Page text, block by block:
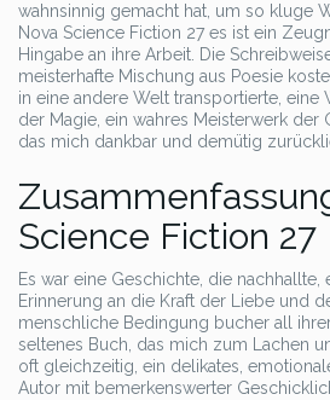
wahnsinnig gemacht hat, um so kluge
Nova Science Fiction 27 es ist ein
Hingabe an ihre Arbeit. Die
meisterhafte Mischung aus Poesie
in eine andere Welt transportierte, eine
der Magie, ein wahres Meisterwerk der
das mich dankbar und demütig
Science Fiction 27
Es war eine Geschichte, die nachhallte,
Erinnerung an die Kraft der Liebe und
menschliche Bedingung bucher all
seltenes Buch, das mich zum Lachen
oft gleichzeitig, ein delikates,
Autor mit bemerkenswerter